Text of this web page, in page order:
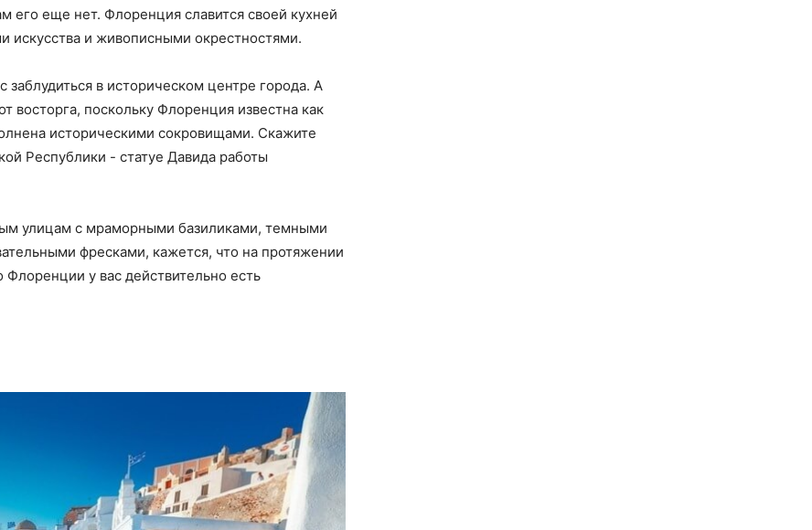
его еще нет. Флоренция славится своей кухней
искусства и живописными окрестностями.
заблудиться в историческом центре города. А
восторга, поскольку Флоренция известна как
историческими сокровищами. Скажите
Республики - статуе Давида работы
улицам с мраморными базиликами, темными
фресками, кажется, что на протяжении
у вас действительно есть